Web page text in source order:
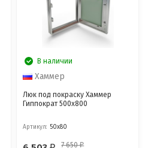
В наличии
Хаммер
Люк под покраску Хаммер
Гиппократ 500x800
Артикул: 50x80
7 650₽